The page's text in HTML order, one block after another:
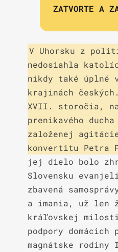
ZATVORTE A
V Uhorsku z
nedosiahla
nikdy také úplné
krajinách českých.
XVII. storočia,
prenikavého
založenej agitácie
konvertitu Petra
jej dielo bolo
Slovensku
zbavená
a imania, už len
kráľovskej
podpory domácich
magnátske rodiny